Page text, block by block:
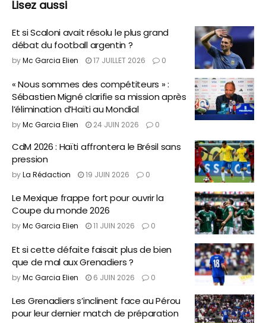
Lisez aussi
Et si Scaloni avait résolu le plus grand
débat du football argentin ?
byMc Garcia Elien 17 JUILLET 2026 0
« Nous sommes des compétiteurs » :
Sébastien Migné clarifie sa mission après
l’élimination d’Haïti au Mondial
byMc Garcia Elien 24 JUIN 2026 0
CdM 2026 : Haïti affrontera le Brésil sans
pression
byLa Rédaction 19 JUIN 2026 0
Le Mexique frappe fort pour ouvrir la
Coupe du monde 2026
byMc Garcia Elien 11 JUIN 2026 0
Et si cette défaite faisait plus de bien
que de mal aux Grenadiers ?
byMc Garcia Elien 6 JUIN 2026 0
Les Grenadiers s’inclinent face au Pérou
pour leur dernier match de préparation